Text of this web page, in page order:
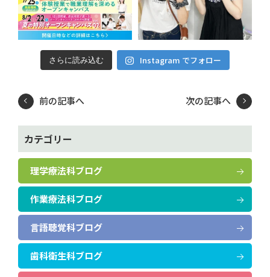
さらに読み込む Instagram でフォロー
前の記事へ 次の記事へ
カテゴリー
理学療法科ブログ
作業療法科ブログ
言語聴覚科ブログ
歯科衛生科ブログ